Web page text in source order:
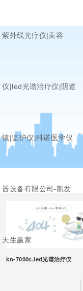
紫外线光疗仪|美容
仪|led光谱治疗仪|阴道
镜|监护仪|科诺医学仪
器设备有限公司-凯发
天生赢家
kn-7000c.led光谱治疗仪